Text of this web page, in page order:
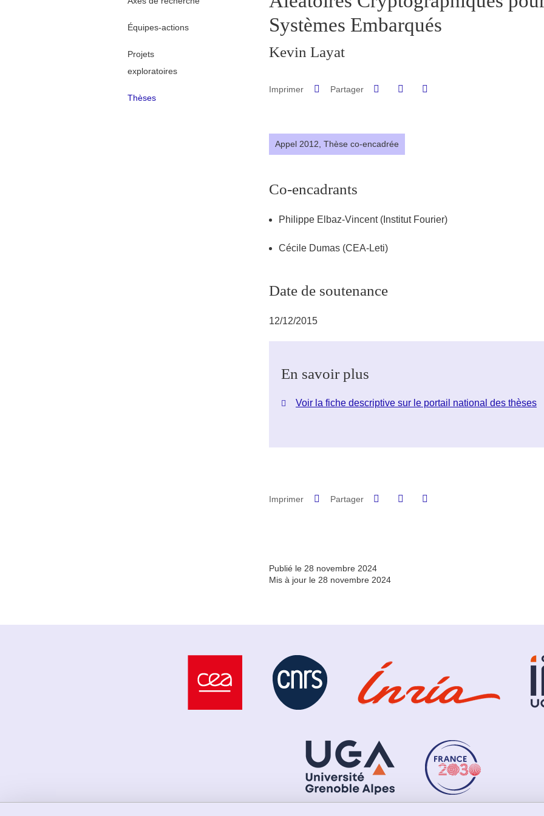
Équipes-actions
Projets
exploratoires
Thèses
Systèmes Embarqués
Kevin Layat
Imprimer Partager Partager sur Facebook
Partager sur LinkedIn
Appel 2012, Thèse co-encadrée
Co-encadrants
Philippe Elbaz-Vincent (Institut Fourier)
Cécile Dumas (CEA-Leti)
Date de soutenance
12/12/2015
En savoir plus
Voir la fiche descriptive sur le portail national des thèses
Imprimer Partager Partager sur Facebook
Partager sur LinkedIn
Publié le 28 novembre 2024
Mis à jour le 28 novembre 2024